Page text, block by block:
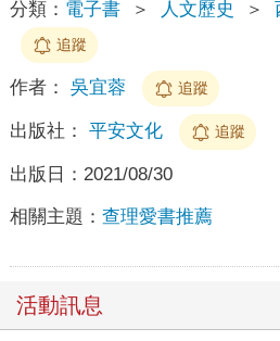
分類： 電子書 ＞ 人文歷史 ＞
追蹤
作者： 吳宜蓉 追蹤
出版社： 平安文化 追蹤
出版日： 2021/08/30
相關主題： 查理愛書推薦
活動訊息